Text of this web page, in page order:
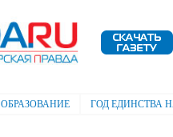
ОБРАЗОВАНИЕ ГОД ЕДИНСТВА